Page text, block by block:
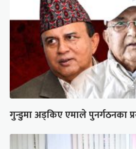
गुन्डुमा अड्किए एमाले पुनर्गठनका